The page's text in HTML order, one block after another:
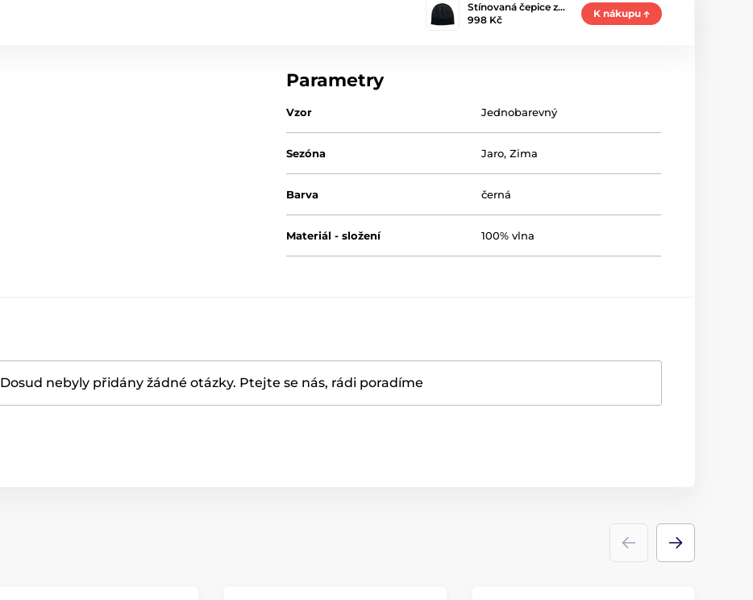
Stínovaná čepice z…
998 Kč
K nákupu
Parametry
Vzor Jednobarevný
Sezóna Jaro,Zima
Barva černá
Materiál - složení 100% vlna
Dosud nebyly přidány žádné otázky. Ptejte se nás, rádi poradíme